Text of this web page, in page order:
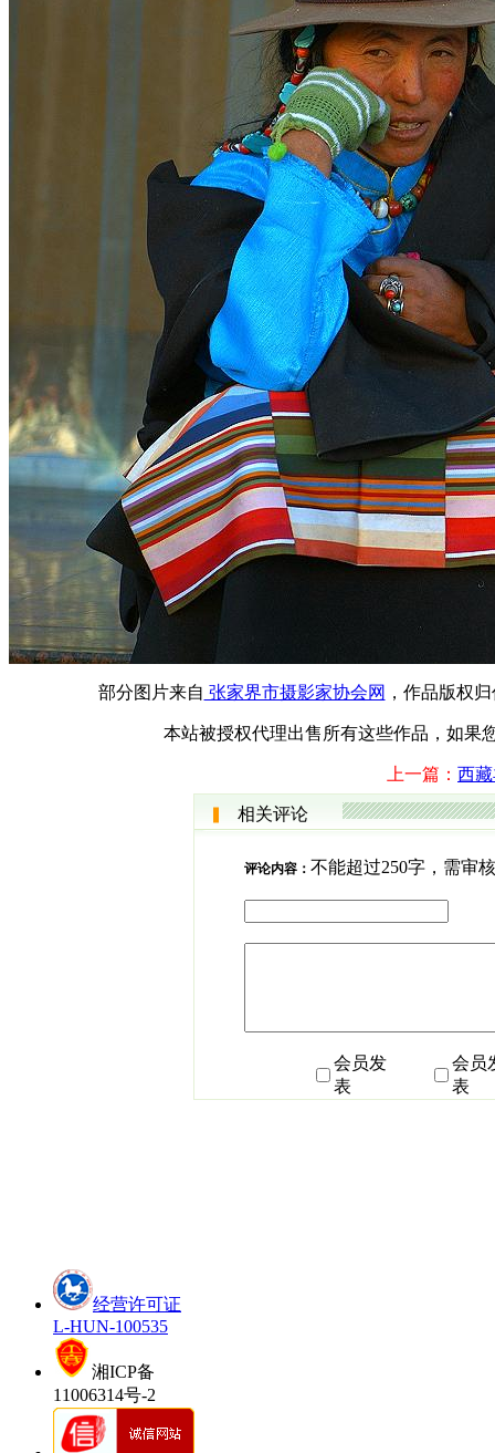
部分图片来自 张家界市摄影家协会网 ，作品版权
本站被授权代理出售所有这些作品，如果
上一篇： 西
相关评论
评论内容： 不能超过250字，需审
会员发
表
会员
表
经营许可证
L-HUN-100535
湘ICP备
11006314号-2